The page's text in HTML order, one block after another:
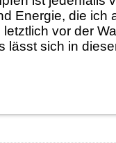
Energie, die ich
vor der
lässt sich in